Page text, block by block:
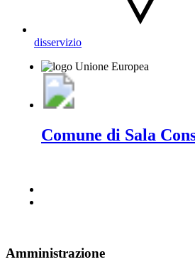
disservizio
Comune di Sala
Amministrazione